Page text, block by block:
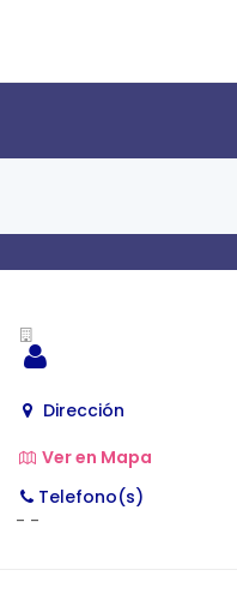
Dirección
Ver en Mapa
Telefono(s)
- -